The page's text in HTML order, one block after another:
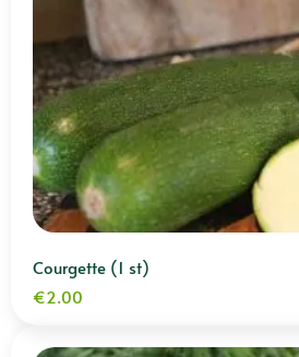
Courgette (1 st)
€2.00